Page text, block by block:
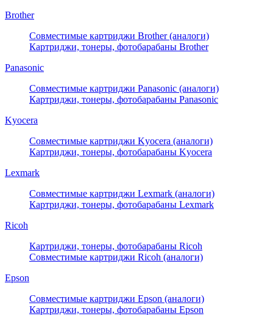
Brother
Совместимые картриджи Brother (аналоги)
Картриджи, тонеры, фотобарабаны Brother
Panasonic
Совместимые картриджи Panasonic (аналоги)
Картриджи, тонеры, фотобарабаны Panasonic
Kyocera
Совместимые картриджи Kyocera (аналоги)
Картриджи, тонеры, фотобарабаны Kyocera
Lexmark
Совместимые картриджи Lexmark (аналоги)
Картриджи, тонеры, фотобарабаны Lexmark
Ricoh
Картриджи, тонеры, фотобарабаны Ricoh
Совместимые картриджи Ricoh (аналоги)
Epson
Совместимые картриджи Epson (аналоги)
Картриджи, тонеры, фотобарабаны Epson